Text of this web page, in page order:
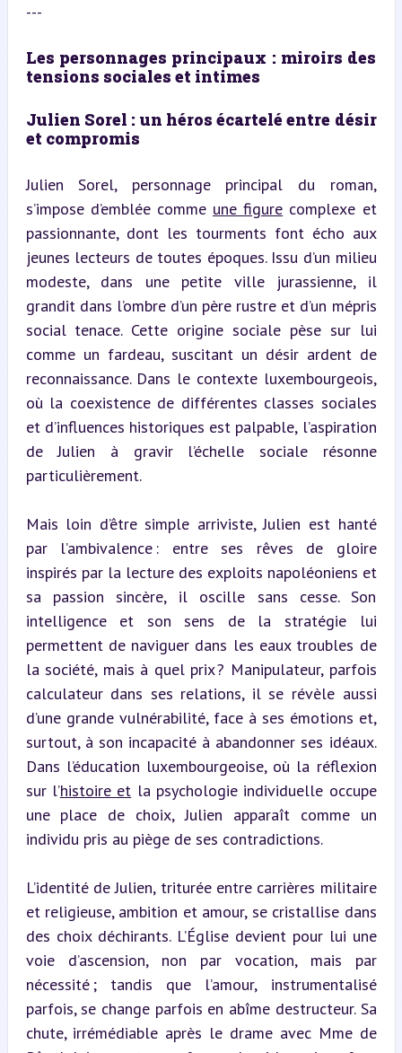
---
Les personnages principaux : miroirs des
tensions sociales et intimes
Julien Sorel : un héros écartelé entre désir
et compromis
Julien Sorel, personnage principal du roman,
s’impose d’emblée comme une figure complexe et
passionnante, dont les tourments font écho aux
jeunes lecteurs de toutes époques. Issu d’un milieu
modeste, dans une petite ville jurassienne, il
grandit dans l’ombre d’un père rustre et d’un mépris
social tenace. Cette origine sociale pèse sur lui
comme un fardeau, suscitant un désir ardent de
reconnaissance. Dans le contexte luxembourgeois,
où la coexistence de différentes classes sociales
et d’influences historiques est palpable, l’aspiration
de Julien à gravir l’échelle sociale résonne
particulièrement.
Mais loin d’être simple arriviste, Julien est hanté
par l’ambivalence : entre ses rêves de gloire
inspirés par la lecture des exploits napoléoniens et
sa passion sincère, il oscille sans cesse. Son
intelligence et son sens de la stratégie lui
permettent de naviguer dans les eaux troubles de
la société, mais à quel prix ? Manipulateur, parfois
calculateur dans ses relations, il se révèle aussi
d’une grande vulnérabilité, face à ses émotions et,
surtout, à son incapacité à abandonner ses idéaux.
Dans l’éducation luxembourgeoise, où la réflexion
sur l’histoire et la psychologie individuelle occupe
une place de choix, Julien apparaît comme un
individu pris au piège de ses contradictions.
L’identité de Julien, triturée entre carrières militaire
et religieuse, ambition et amour, se cristallise dans
des choix déchirants. L’Église devient pour lui une
voie d’ascension, non par vocation, mais par
nécessité ; tandis que l’amour, instrumentalisé
parfois, se change parfois en abîme destructeur. Sa
chute, irrémédiable après le drame avec Mme de